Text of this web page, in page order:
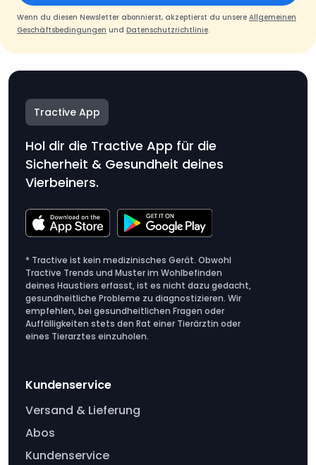
Wenn du diesen Newsletter abonnierst, akzeptierst du unsere Allgemeinen
Geschäftsbedingungen und Datenschutzrichtlinie.
Tractive App
Hol dir die Tractive App für die
Sicherheit & Gesundheit deines
Vierbeiners.
* Tractive ist kein medizinisches Gerät. Obwohl
Tractive Trends und Muster im Wohlbefinden
deines Haustiers erfasst, ist es nicht dazu gedacht,
gesundheitliche Probleme zu diagnostizieren. Wir
empfehlen, bei gesundheitlichen Fragen oder
Auffälligkeiten stets den Rat einer Tierärztin oder
eines Tierarztes einzuholen.
Kundenservice
Versand & Lieferung
Abos
Kundenservice